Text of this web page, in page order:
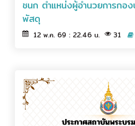
ชนก ตำแหน่งผู้อำนวยการกอง
พัสดุ
12 พ.ค. 69 : 22.46 น. 31